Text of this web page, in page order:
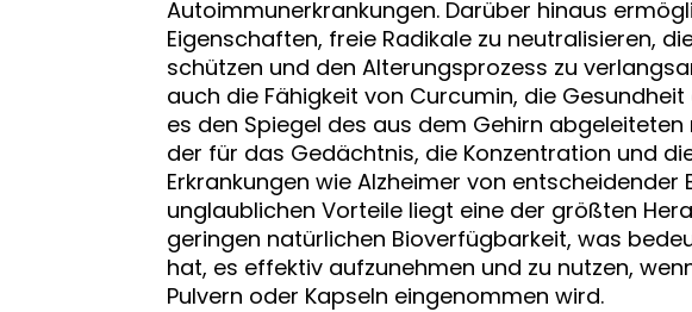
Autoimmunerkrankungen. Darüber hinaus
Eigenschaften, freie Radikale zu neutralisieren,
schützen und den Alterungsprozess zu
auch die Fähigkeit von Curcumin, die
es den Spiegel des aus dem Gehirn
der für das Gedächtnis, die Konzentration und
Erkrankungen wie Alzheimer von entscheidender
unglaublichen Vorteile liegt eine der größten
geringen natürlichen Bioverfügbarkeit, was
hat, es effektiv aufzunehmen und zu nutzen,
Pulvern oder Kapseln eingenommen wird.